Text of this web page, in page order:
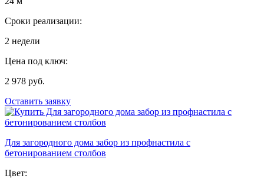
Сроки реализации:
2 недели
Цена под ключ:
2 978 руб.
Оставить заявку
Для загородного дома забор из профнастила с
бетонированием столбов
Цвет: